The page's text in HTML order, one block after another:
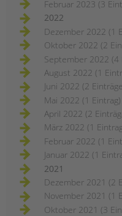
Februar 2023 (3
2022
Dezember 2022 (1
Oktober 2022 (2
September 2022 (4
August 2022 (1
Juni 2022 (2
Mai 2022 (1 Eintrag)
April 2022 (2
März 2022 (1
Februar 2022 (1
Januar 2022 (1
2021
Dezember 2021 (2
November 2021 (1
Oktober 2021 (3